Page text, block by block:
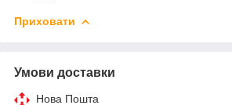
Приховати
Умови доставки
Нова Пошта